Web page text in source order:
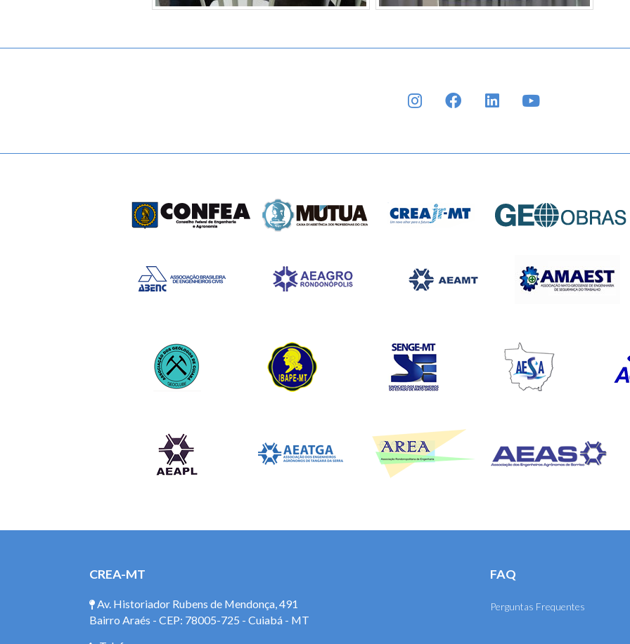
INSTAGRAMFACEBOOKLINKEDIN
CREA-MT
Av. Historiador Rubens de Mendonça, 491
Bairro Araés - CEP: 78005-725 - Cuiabá - MT
FAQ
Perguntas Frequentes